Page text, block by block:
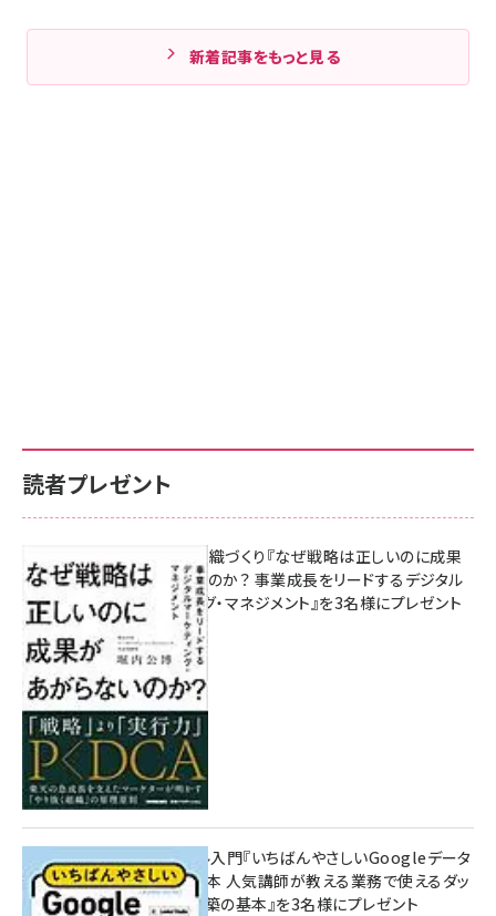
新着記事をもっと見る
読者プレゼント
成果を生む組織づくり『なぜ戦略は正しいのに成果
があがらないのか？ 事業成長をリードするデジタル
マーケティング・マネジメント』を3名様にプレゼント
10:00
無料BIツール入門『いちばんやさしいGoogleデータ
ポータルの教本 人気講師が教える業務で使えるダッ
シュボード構築の基本』を3名様にプレゼント